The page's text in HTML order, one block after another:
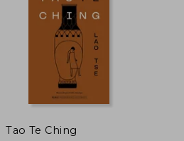
$ 34.797
Tao Te Ching